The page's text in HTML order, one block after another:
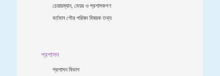
চেয়ারম্যান, মেয়র ও প্রশাসকগণ
বর্তমান পৌর পরিষদ বিষয়ক তথ্য
প্রশাসন
প্রশাসন বিভাগ